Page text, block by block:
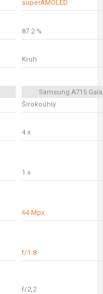
superAMOLED
87.2 %
Kruh
Samsung A715
Širokoúhlý
4 x
1 x
64 Mpx
f/1.8
f/2,2